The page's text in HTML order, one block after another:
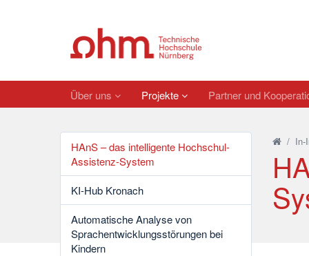
Über uns Projekte Partner und
HAnS – das intelligente Hochschul-
Assistenz-System
KI-Hub Kronach
Automatische Analyse von
Sprachentwicklungsstörungen bei
Kindern
/ In-